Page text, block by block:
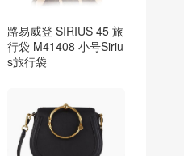
路易威登 SIRIUS 45 旅
行袋 M41408 小号Siriu
s旅行袋